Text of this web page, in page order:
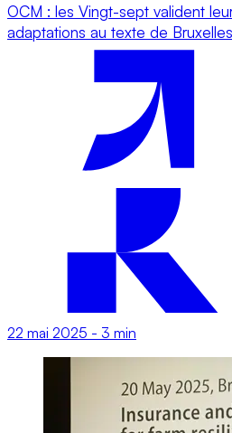
OCM : les Vingt-sept valident
adaptations au texte de Bruxelles
22 mai 2025 - 3 min